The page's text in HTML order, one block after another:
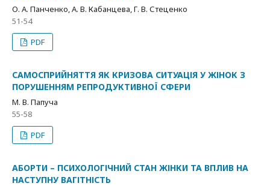
О. А. Панченко, А. В. Кабанцева, Г. В. Стеценко
51-54
PDF
САМОСПРИЙНЯТТЯ ЯК КРИЗОВА СИТУАЦІЯ У ЖІНОК З
ПОРУШЕННЯМ РЕПРОДУКТИВНОЇ СФЕРИ
М. В. Папуча
55-58
PDF
АБОРТИ – ПСИХОЛОГІЧНИЙ СТАН ЖІНКИ ТА ВПЛИВ НА
НАСТУПНУ ВАГІТНІСТЬ